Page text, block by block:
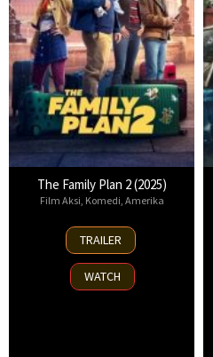
The Family Plan 2 (2025)
Film Aksi, Komedi, Amerika
11
Nov
2025
TRAILER
WATCH